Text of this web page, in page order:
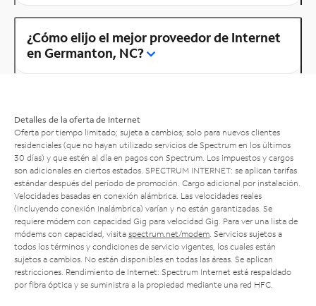
¿Cómo elijo el mejor proveedor de Internet
en Germanton, NC?
Detalles de la oferta de Internet
Oferta por tiempo limitado; sujeta a cambios; solo para nuevos clientes
residenciales (que no hayan utilizado servicios de Spectrum en los últimos
30 días) y que estén al día en pagos con Spectrum. Los impuestos y cargos
son adicionales en ciertos estados. SPECTRUM INTERNET: se aplican tarifas
estándar después del período de promoción. Cargo adicional por instalación.
Velocidades basadas en conexión alámbrica. Las velocidades reales
(incluyendo conexión inalámbrica) varían y no están garantizadas. Se
requiere módem con capacidad Gig para velocidad Gig. Para ver una lista de
módems con capacidad, visita spectrum.net/modem . Servicios sujetos a
todos los términos y condiciones de servicio vigentes, los cuales están
sujetos a cambios. No están disponibles en todas las áreas. Se aplican
restricciones. Rendimiento de Internet: Spectrum Internet está respaldado
por fibra óptica y se suministra a la propiedad mediante una red HFC.